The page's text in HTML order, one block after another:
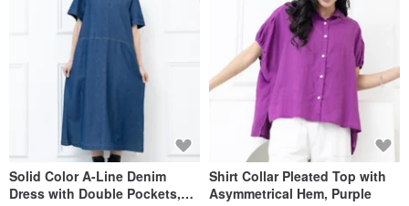
Solid Color A-Line Denim
Dress with Double Pockets,
Shirt Collar Pleated Top with
Asymmetrical Hem, Purple